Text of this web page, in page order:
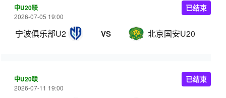
中U20联
2026-07-05 19:00
宁波俱乐部U20 VS 北京国安U20
已结束
中U20联
2026-07-11 19:00
已结束